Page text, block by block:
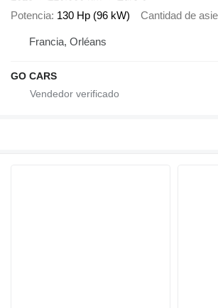
Potencia 130 Hp (96 kW) Cantidad de
Francia, Orléans
GO CARS